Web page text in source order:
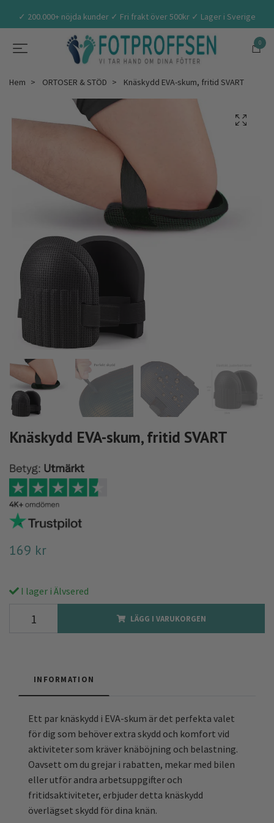
✓ 200.000+ nöjda kunder ✓ Fri frakt över 500kr ✓ Lager i Sverige
0
Hem ORTOSER & STÖD Knäskydd EVA-skum, fritid SVART
Knäskydd EVA-skum, fritid SVART
169 kr
I lager i Älvsered
LÄGG I VARUKORGEN
INFORMATION
Ett par knäskydd i EVA-skum är det perfekta valet
för dig som behöver extra skydd och komfort vid
aktiviteter som kräver knäböjning och belastning.
Oavsett om du grejar i rabatten, mekar med bilen
eller utför andra arbetsuppgifter och
fritidsaktiviteter, erbjuder detta knäskydd
överlägset skydd för dina knän.